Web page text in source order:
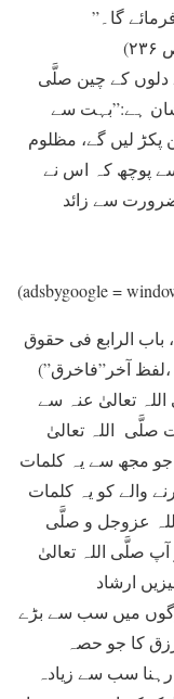
گا۔”
دلوں کے چین صلَّی
ہے:”بہت سے
پکڑ لیں گے، مظلوم
پوچھ کہ اس نے
ضرورت سے زائد
(adsbygoogle =
باب الرابع فی حقوق
تعالیٰ عنہ سے
صلَّی اللہ تعالیٰ
جو مجھ سے يہ کلمات
والے کو يہ کلمات
عزوجل و صلَّی
صلَّی اللہ تعالیٰ
ارشاد
لوگوں ميں سب سے بڑے
نے رزق کا جو حصہ
سب سے زيادہ